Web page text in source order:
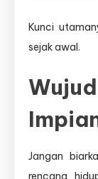
Kunci
sejak awal.
Jangan
rencana